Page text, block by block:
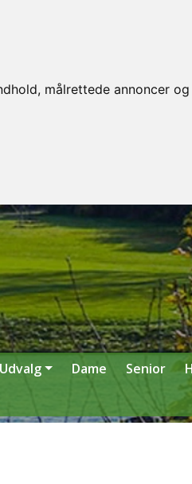
målrettede annoncer
Udvalg Dame Senior